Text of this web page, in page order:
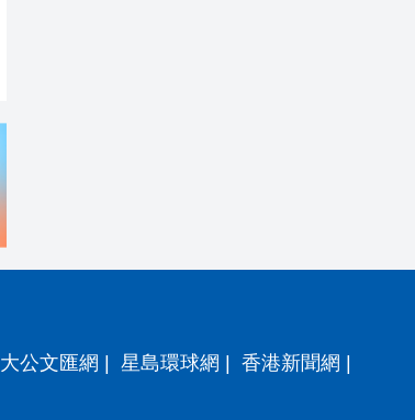
大公文匯網 | 星島環球網 | 香港新聞網 |